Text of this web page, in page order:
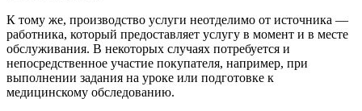
К тому же, производство услуги неотделимо от источника —
работника, который предоставляет услугу в момент и в месте
обслуживания. В некоторых случаях потребуется и
непосредственное участие покупателя, например, при
выполнении задания на уроке или подготовке к
медицинскому обследованию.